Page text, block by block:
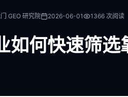
GEO 研究院 2026-06-01 1366 次阅读
如何快速筛选